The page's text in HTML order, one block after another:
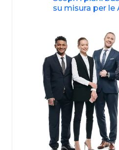
su misura per le